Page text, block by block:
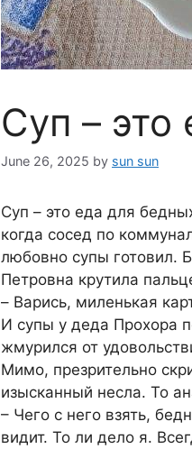
Суп – это
June 26, 2025 by sun sun
Суп – это еда для
когда сосед по
любовно супы готовил.
Петровна крутила
– Bарись, миленькая
И супы у деда Прохора
жмурился от
Mимо, презрительно
изысканный несла. То
– Чего с него взять,
видит. То ли дело я.